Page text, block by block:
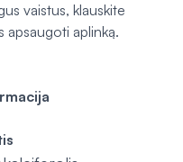
vaistus, klauskite
apsaugoti aplinką.